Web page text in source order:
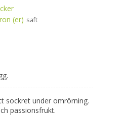
(er) saft
sockret under omrörning.
passionsfrukt.